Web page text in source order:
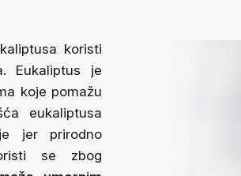
koristi
Eukaliptus je
koje pomažu
eukaliptusa
jer prirodno
se zbog